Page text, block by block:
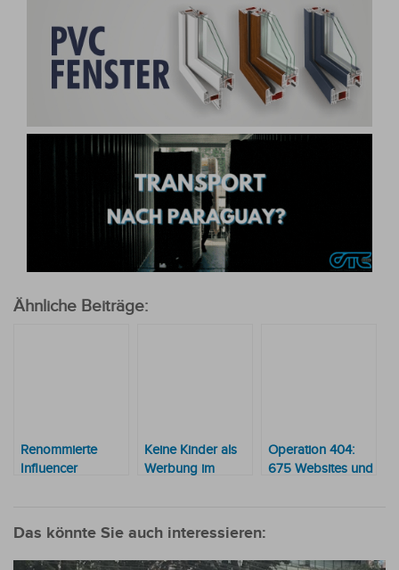
Ähnliche Beiträge:
Renommierte
Influencer
Paraguays
Keine Kinder als
Werbung im
Operation 404:
675 Websites und
Paraguay,
Das könnte Sie auch interessieren: